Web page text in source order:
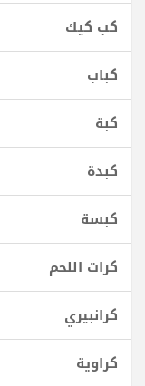
كب كيك
كباب
كبة
كبدة
كبسة
كرات اللحم
كرانبيري
كراوية